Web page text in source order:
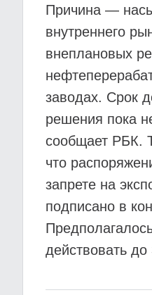
Причина —
внутреннего
внеплановых
заводах. Срок
решения пока
сообщает РБК.
что
запрете на
подписано в
действовать до